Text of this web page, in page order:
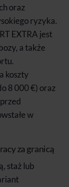
oraz
ryzyka.
EXTRA jest
a także
koszty
8 000 €) oraz
w
za granicą
staż lub